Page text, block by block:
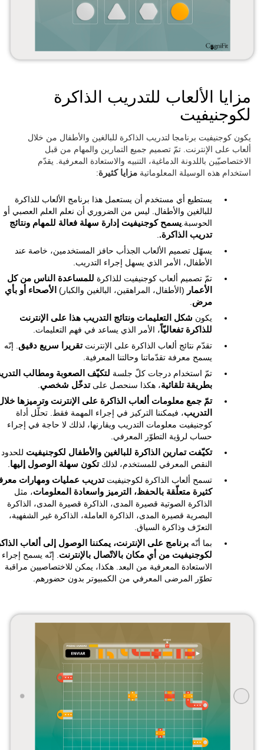
مزايا الألعاب للتدريب الذاكرة
لكوجنيفيت
يكون كوجنيفيت برنامجا لتدريب الذاكرة للبالغين والأطفال من خلال
ألعاب على الإنترنت. تمّ تصميم جميع التمارين والمهام من قبل
الاختصاصيّين باللدونة الدماغية، التنبيه والاستعادة المعرفية. يقدّم
استخدام هذه الوسيلة المعلوماتيةمزايا كثيرة:
يستطيع أي مستخدم أن يستعمل هذا برنامج الألعاب للذاكرة
للبالغين والأطفال. ليس من الضروري أن نعلم العلم العصبي أو
الحوسبة.يسمح كوجنيفيت إدارة سهلة فعالة للمهام ونتائج
تدريب الذاكرة..
يسهّل تصميم الألعاب الجذأب حافز المستخدمين، خاصة عند
الأطفال، الأمر الذي يسهل إجراء التدريب.
تمّ تصميم ألعاب كوجنيفيت للذاكرة للمساعدة الناس من كل
الأعمار (الأطفال، المراهقين، البالغين والكبار) الأصحاء أو بأي
مرض.
يكون شكل التعليمات ونتائج التدريب هذا على الإنترنت
للذاكرة تفعاليّاً، الأمر الذي يساعد في فهم التعليمات.
تقدّم نتائج ألعاب الذاكرة على الإنترنتتقريرا سريع دقيق. إنّه
يسمح معرفة تقدّماتنا وحالتنا المعرفية.
تمّ استخدام درجات كلّ جلسة لتكيّف الصعوبة ومطالب
بطريقة تلقائية، هكذا سنحصل علىتدخّل شخصي.
تمّ جمع معلومات ألعاب الذاكرة على الإنترنت وترميزها
التدريب، فيمكننا التركيز في إجراء المهمة فقط. تحلّل أداة
كوجنيفيت معلومات التدريب ويقارنها، لذلك لا حاجة في إجراء
حساب لرؤية التطوّر المعرفي.
تكيّفت تمارين الذاكرة للبالغين والأطفال لكوجنيفيت
النقص المعرفي للمستخدم، لذلكتكون سهلة الوصول إليها.
تسمح ألعاب الذاكرة لكوجنيفيتتدريب عمليات ومهارات
كثيرة متعلّقة بالحفظ، الترميز واسعادة المعلومات، مثل
الذاكرة الصوتية قصيرة المدى، الذاكرة قصيرة المدى، الذاكرة
البصرية قصيرة المدى، الذاكرة العاملة، الذاكرة غير الشفهية،
التعرّف وذاكرة السياق.
بما أنّه برنامج على الإنترنت، يمكننا الوصول إلى ألعاب
لكوجنيفيت من أي مكان بالاتّصال بالإنترنت. إنّه يسمح إجراء
الاستعادة المعرفية من البعد. هكذا، يمكن للاختصاصيين مراقبة
تطوّر المرضى المعرفي من الكمبيوتر بدون حضورهم.